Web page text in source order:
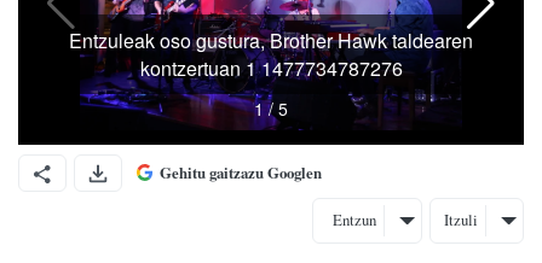
Gehitu gaitzazu Googlen
Entzun Itzuli